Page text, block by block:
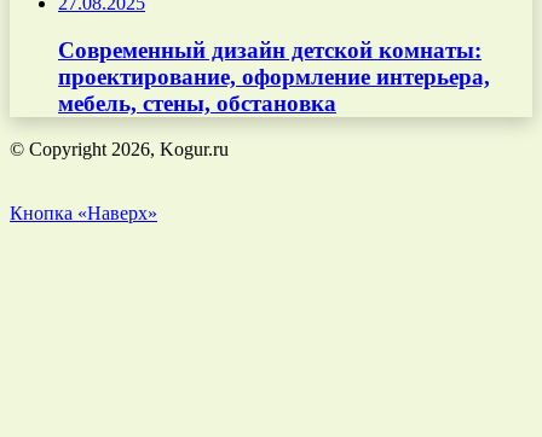
Современный дизайн детской комнаты:
проектирование, оформление интерьера,
мебель, стены, обстановка
© Copyright 2026, Kogur.ru
Кнопка «Наверх»